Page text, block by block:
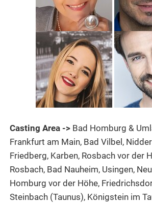
Casting Area -> Bad Homburg &
Frankfurt am Main, Bad Vilbel,
Friedberg, Karben, Rosbach vor der
Rosbach, Bad Nauheim, Usingen,
Homburg vor der Höhe,
Steinbach (Taunus), Königstein im